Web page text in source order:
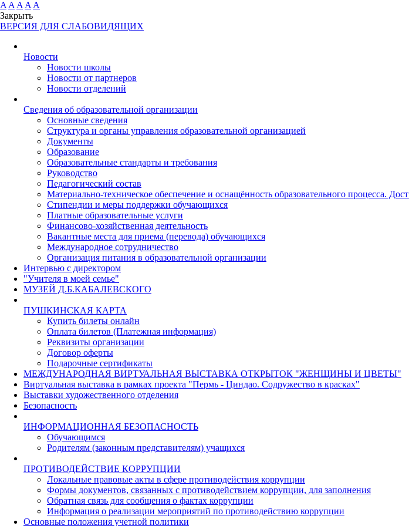
A A A A A
Закрыть
ВЕРСИЯ ДЛЯ СЛАБОВИДЯЩИХ
Новости
Новости школы
Новости от партнеров
Новости отделений
Cведения об образовательной организации
Основные сведения
Структура и органы управления образовательной организацией
Документы
Образование
Образовательные стандарты и требования
Руководство
Педагогический состав
Материально-техническое обеспечение и оснащённость образовательного процесса.
Стипендии и меры поддержки обучающихся
Платные образовательные услуги
Финансово-хозяйственная деятельность
Вакантные места для приема (перевода) обучающихся
Международное сотрудничество
Организация питания в образовательной организации
Интервью с директором
"Учителя в моей семье"
МУЗЕЙ Д.Б.КАБАЛЕВСКОГО
ПУШКИНСКАЯ КАРТА
Купить билеты онлайн
Оплата билетов (Платежная информация)
Реквизиты организации
Договор оферты
Подарочные сертификаты
МЕЖДУНАРОДНАЯ ВИРТУАЛЬНАЯ ВЫСТАВКА ОТКРЫТОК "ЖЕНЩИНЫ И ЦВЕТЫ"
Виртуальная выставка в рамках проекта "Пермь - Циндао. Содружество в красках"
Выставки художественного отделения
Безопасность
ИНФОРМАЦИОННАЯ БЕЗОПАСНОСТЬ
Обучающимся
Родителям (законным представителям) учащихся
ПРОТИВОДЕЙСТВИЕ КОРРУПЦИИ
Локальные правовые акты в сфере противодействия коррупции
Формы документов, связанных с противодействием коррупции, для заполнения
Обратная связь для сообщения о фактах коррупции
Информация о реализации мероприятий по противодействию коррупции
Основные положения учетной политики